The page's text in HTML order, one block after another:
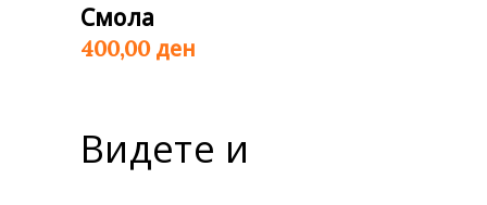
Смола
400,00 ден
Видете и